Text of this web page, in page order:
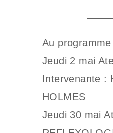
Au programme
Jeudi 2 mai
Intervenante :
HOLMES
Jeudi 30 mai